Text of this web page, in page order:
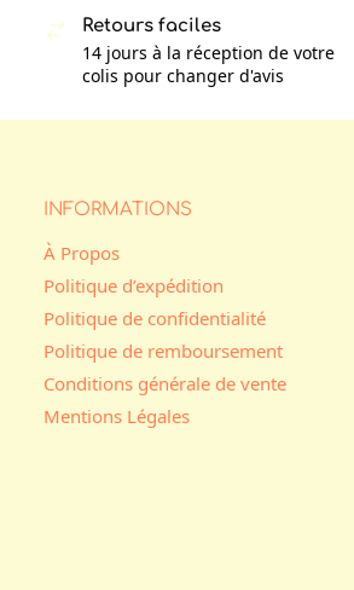
Retours faciles
14 jours à la réception de votre
colis pour changer d'avis
INFORMATIONS
À Propos
Politique d’expédition
Politique de confidentialité
Politique de remboursement
Conditions générale de vente
Mentions Légales